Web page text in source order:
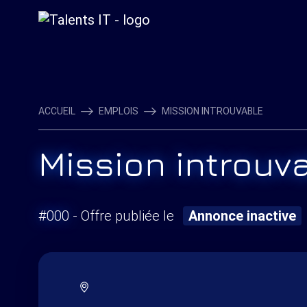
ACCUEIL EMPLOIS MISSION INTROUVABLE
Mission
#000 - Offre publiée le Annonce inactive